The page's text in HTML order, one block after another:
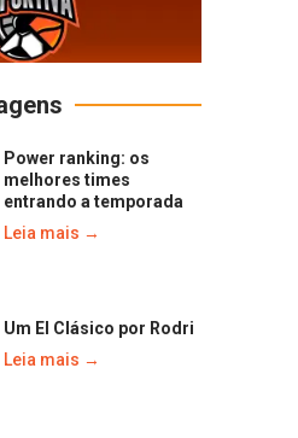
Power ranking: os
melhores times
entrando a temporada
Leia mais →
Um El Clásico por Rodri
Leia mais →